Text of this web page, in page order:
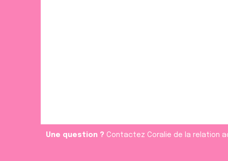
Une question ? Contactez Coralie de la relation